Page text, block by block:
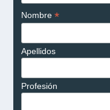
Nombre *
Apellidos
Profesión